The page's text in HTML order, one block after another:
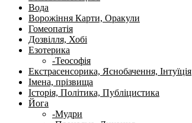
Вода
Ворожіння Карти, Оракули
Гомеопатія
Дозвілля, Хобі
Езотерика
-Теософія
Екстрасенсорика, Яснобачення, Інтуїція
Імена, прізвища
Історія, Політика, Публіцистика
Йога
-Мудри